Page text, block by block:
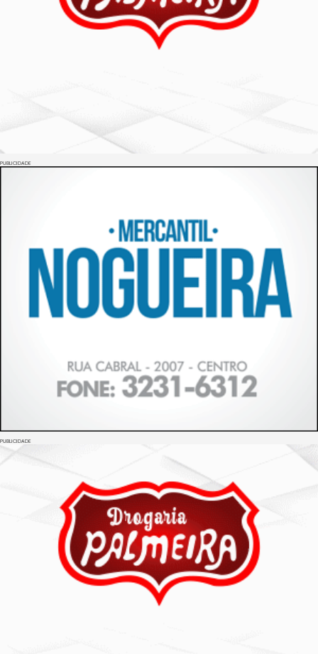
PUBLICIDADE
PUBLICIDADE